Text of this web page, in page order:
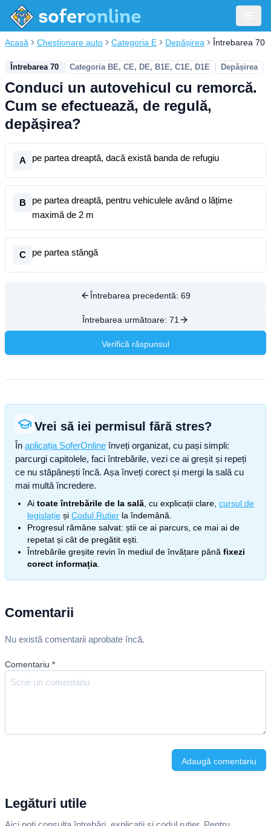
Acasă Chestionare auto Categoria E Depășirea Întrebarea 70
Întrebarea 70 Categoria BE, CE, DE, B1E, C1E, D1E Depășirea
Conduci un autovehicul cu remorcă.
Cum se efectuează, de regulă,
depășirea?
A pe partea dreaptă, dacă există banda de refugiu
B
pe partea dreaptă, pentru vehiculele având o lățime
maximă de 2 m
C pe partea stângă
Întrebarea precedentă: 69
Întrebarea următoare: 71
Verifică răspunsul
Vrei să iei permisul fără stres?
În aplicația SoferOnline înveți organizat, cu pași simpli:
parcurgi capitolele, faci întrebările, vezi ce ai greșit și repeți
ce nu stăpânești încă. Așa înveți corect și mergi la sală cu
mai multă încredere.
Ai toate întrebările de la sală , cu explicații clare, cursul de
legislație și Codul Rutier la îndemână.
Progresul rămâne salvat: știi ce ai parcurs, ce mai ai de
repetat și cât de pregătit ești.
Întrebările greșite revin în mediul de învățare până fixezi
corect informația
Comentarii
Nu există comentarii aprobate încă.
Comentariu *
Adaugă comentariu
Legături utile